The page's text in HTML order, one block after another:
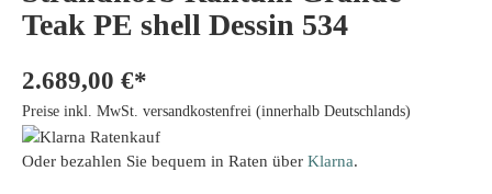
Teak PE shell Dessin 534
2.689,00 €*
Preise inkl. MwSt. versandkostenfrei (innerhalb Deutschlands)
Oder bezahlen Sie bequem in Raten über Klarna.